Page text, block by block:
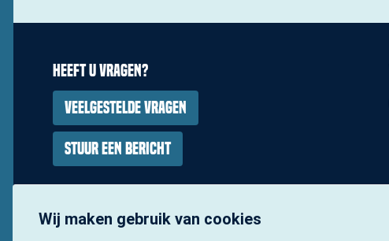
Heeft u vragen?
Veelgestelde vragen
Stuur een bericht
Wij maken gebruik van cookies